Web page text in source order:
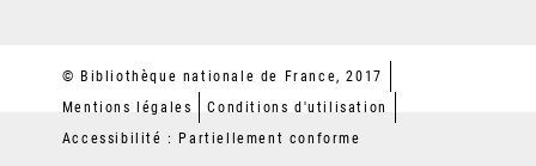
© Bibliothèque nationale de France, 2017
Mentions légales
Conditions d'utilisation
Accessibilité : Partiellement conforme